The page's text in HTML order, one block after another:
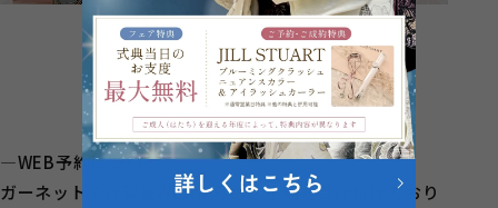
―WEB予約について―
ガーネットでは現在WEBからのご予約を受け付けており